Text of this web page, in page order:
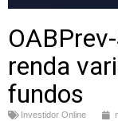
renda
fundos
Investidor Online